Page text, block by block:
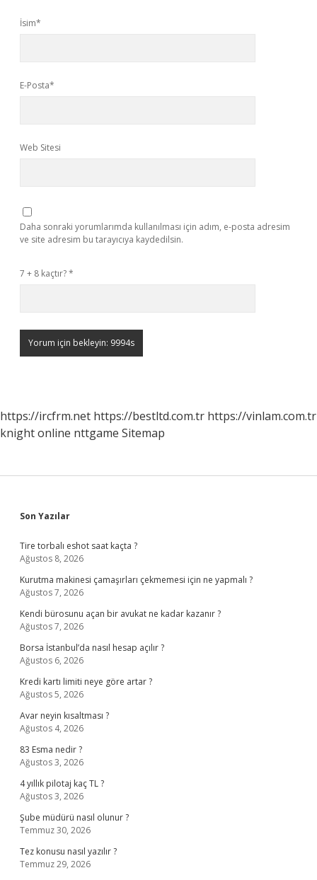
İsim*
E-Posta*
Web Sitesi
Daha sonraki yorumlarımda kullanılması için adım, e-posta adresim
ve site adresim bu tarayıcıya kaydedilsin.
7 + 8 kaçtır?*
https://ircfrm.net https://bestltd.com.tr https://vinlam.com.tr
knight online nttgame Sitemap
Sidebar
Son Yazılar
Tire torbalı eshot saat kaçta ?
Ağustos 8, 2026
Kurutma makinesi çamaşırları çekmemesi için ne yapmalı ?
Ağustos 7, 2026
Kendi bürosunu açan bir avukat ne kadar kazanır ?
Ağustos 7, 2026
Borsa İstanbul’da nasıl hesap açılır ?
Ağustos 6, 2026
Kredi kartı limiti neye göre artar ?
Ağustos 5, 2026
Avar neyin kısaltması ?
Ağustos 4, 2026
83 Esma nedir ?
Ağustos 3, 2026
4 yıllık pilotaj kaç TL ?
Ağustos 3, 2026
Şube müdürü nasıl olunur ?
Temmuz 30, 2026
Tez konusu nasıl yazılır ?
Temmuz 29, 2026